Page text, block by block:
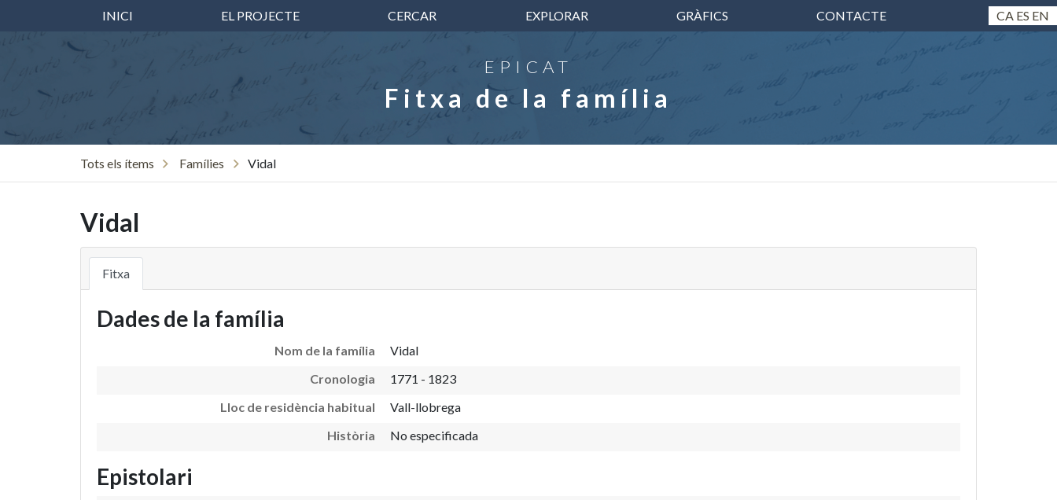
INICI EL PROJECTE CERCAR EXPLORAR GRÀFICS CONTACTE CA ES EN
EPICAT
Fitxa de la família
Tots els ítems Famílies Vidal
Vidal
Fitxa
Dades de la família
Nom de la família
Vidal
Cronologia
1771 - 1823
Lloc de residència habitual
Vall-llobrega
Història
No especificada
Epistolari